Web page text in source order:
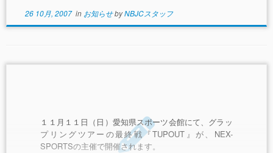
26 10月, 2007in お知らせbyNBJCスタッフ
１１月１１日（日）愛知県スポーツ会館にて、グラッ
プリングツアーの最終戦『TUPOUT』が、NEX-
SPORTSの主催で開催されます。